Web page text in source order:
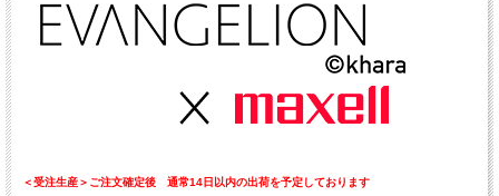
＜受注生産＞ご注文確定後 通常14日以内の出荷を予定しております